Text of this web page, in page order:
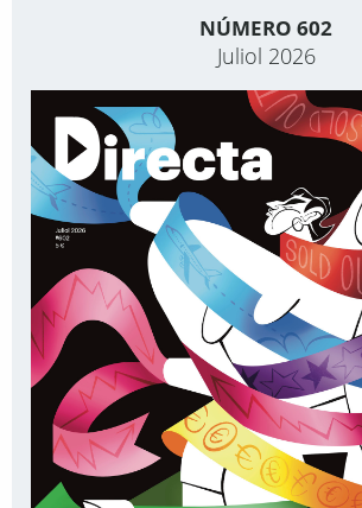
NÚMERO 602
Juliol 2026